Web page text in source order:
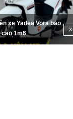
xe Yadea Vora bao
cao 1m6